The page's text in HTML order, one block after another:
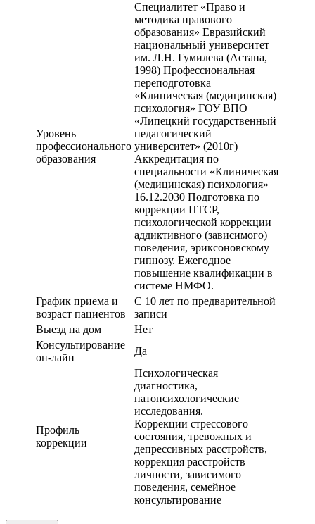
Уровень
профессионального
образования
Специалитет «Право и
методика правового
образования» Евразийский
национальный университет
им. Л.Н. Гумилева (Астана,
1998) Профессиональная
переподготовка
«Клиническая (медицинская)
психология» ГОУ ВПО
«Липецкий государственный
педагогический
университет» (2010г)
Аккредитация по
специальности «Клиническая
(медицинская) психология»
16.12.2030 Подготовка по
коррекции ПТСР,
психологической коррекции
аддиктивного (зависимого)
поведения, эриксоновскому
гипнозу. Ежегодное
повышение квалификации в
системе НМФО.
График приема и
возраст пациентов
С 10 лет по предварительной
записи
Выезд на дом
Нет
Консультирование
он-лайн
Да
Профиль
коррекции
Психологическая
диагностика,
патопсихологические
исследования.
Коррекции стрессового
состояния, тревожных и
депрессивных расстройств,
коррекция расстройств
личности, зависимого
поведения, семейное
консультирование